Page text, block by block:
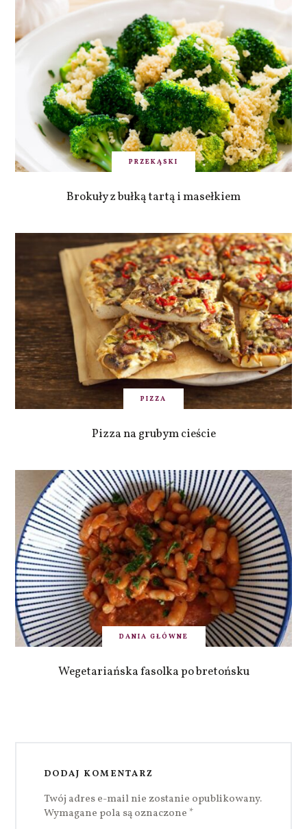
PRZEKĄSKI
Brokuły z bułką tartą i masełkiem
PIZZA
Pizza na grubym cieście
DANIA GŁÓWNE
Wegetariańska fasolka po bretońsku
DODAJ KOMENTARZ
Twój adres e-mail nie zostanie opublikowany.
Wymagane pola są oznaczone *